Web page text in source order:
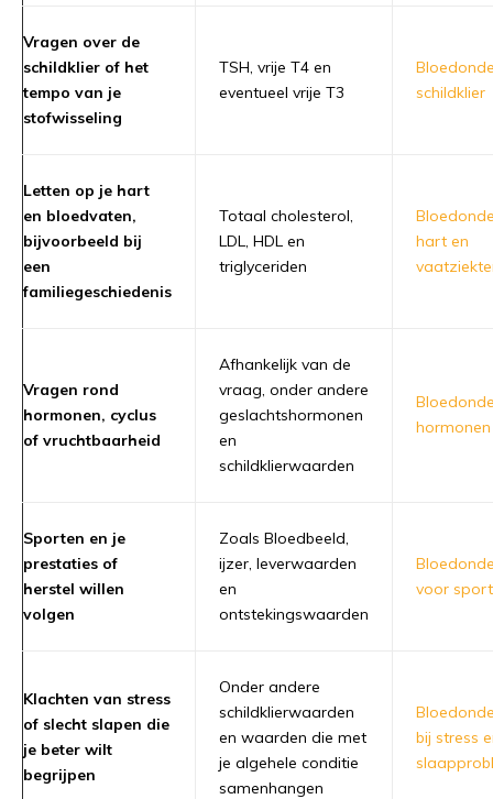
Vragen over de
schildklier of het
tempo van je
stofwisseling
TSH, vrije T4 en
eventueel vrije T3
schildklier
Letten op je hart
en bloedvaten,
bijvoorbeeld bij
een
familiegeschiedenis
Totaal cholesterol,
LDL, HDL en
triglyceriden
hart en
Vragen rond
hormonen, cyclus
of vruchtbaarheid
Afhankelijk van de
vraag, onder andere
geslachtshormonen
en
schildklierwaarden
hormonen
Sporten en je
prestaties of
herstel willen
volgen
Zoals Bloedbeeld,
ijzer, leverwaarden
en
ontstekingswaarden
voor
Klachten van stress
of slecht slapen die
je beter wilt
begrijpen
Onder andere
schildklierwaarden
en waarden die met
je algehele conditie
samenhangen
bij stress